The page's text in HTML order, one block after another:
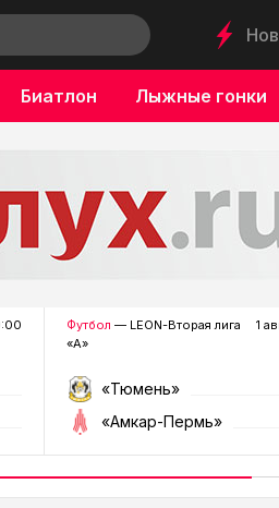
Биатлон Лыжные гонки
Футбол — LEON-Вторая лига
«А»
1
«Тюмень»
«Амкар-Пермь»